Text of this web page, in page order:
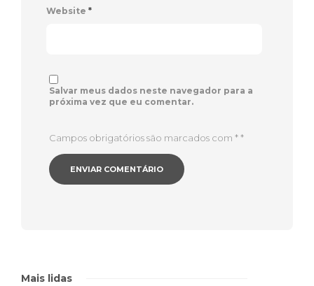
Website *
Salvar meus dados neste navegador para a
próxima vez que eu comentar.
Campos obrigatórios são marcados com **
Mais lidas